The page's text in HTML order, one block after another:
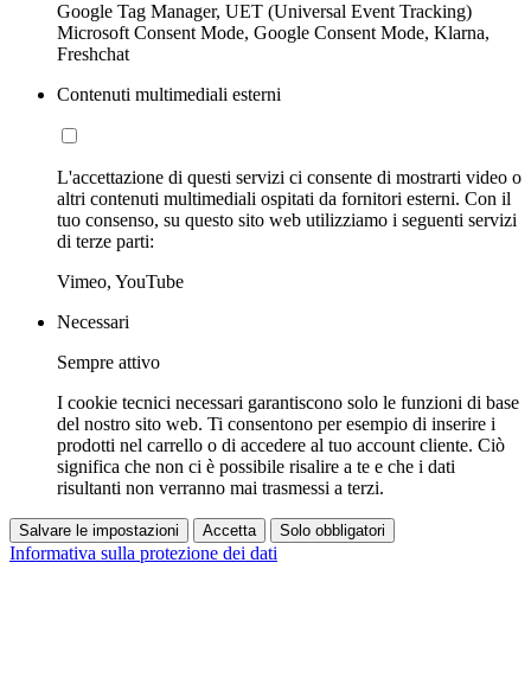
Google Tag Manager, UET (Universal Event Tracking)
Microsoft Consent Mode, Google Consent Mode, Klarna,
Freshchat
Contenuti multimediali esterni
L'accettazione di questi servizi ci consente di mostrarti video o
altri contenuti multimediali ospitati da fornitori esterni. Con il
tuo consenso, su questo sito web utilizziamo i seguenti servizi
di terze parti:
Vimeo, YouTube
Necessari
Sempre attivo
I cookie tecnici necessari garantiscono solo le funzioni di base
del nostro sito web. Ti consentono per esempio di inserire i
prodotti nel carrello o di accedere al tuo account cliente. Ciò
significa che non ci è possibile risalire a te e che i dati
risultanti non verranno mai trasmessi a terzi.
Salvare le impostazioni Accetta Solo obbligatori
Informativa sulla protezione dei dati